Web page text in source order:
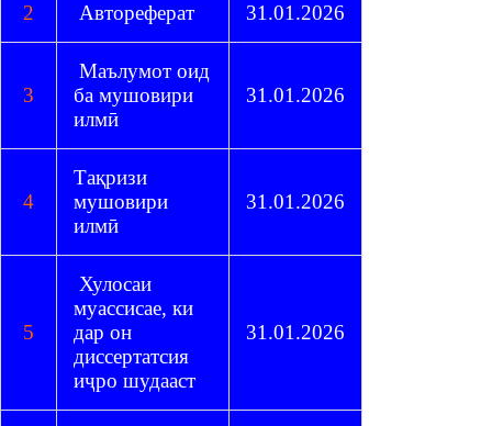
2 Автореферат 31.01.2026
3
Маълумот оид
ба мушовири
илмӣ
31.01.2026
4
Тақризи
мушовири
илмӣ
31.01.2026
5
Хулосаи
муассисае, ки
дар он
диссертатсия
иҷро шудааст
31.01.2026